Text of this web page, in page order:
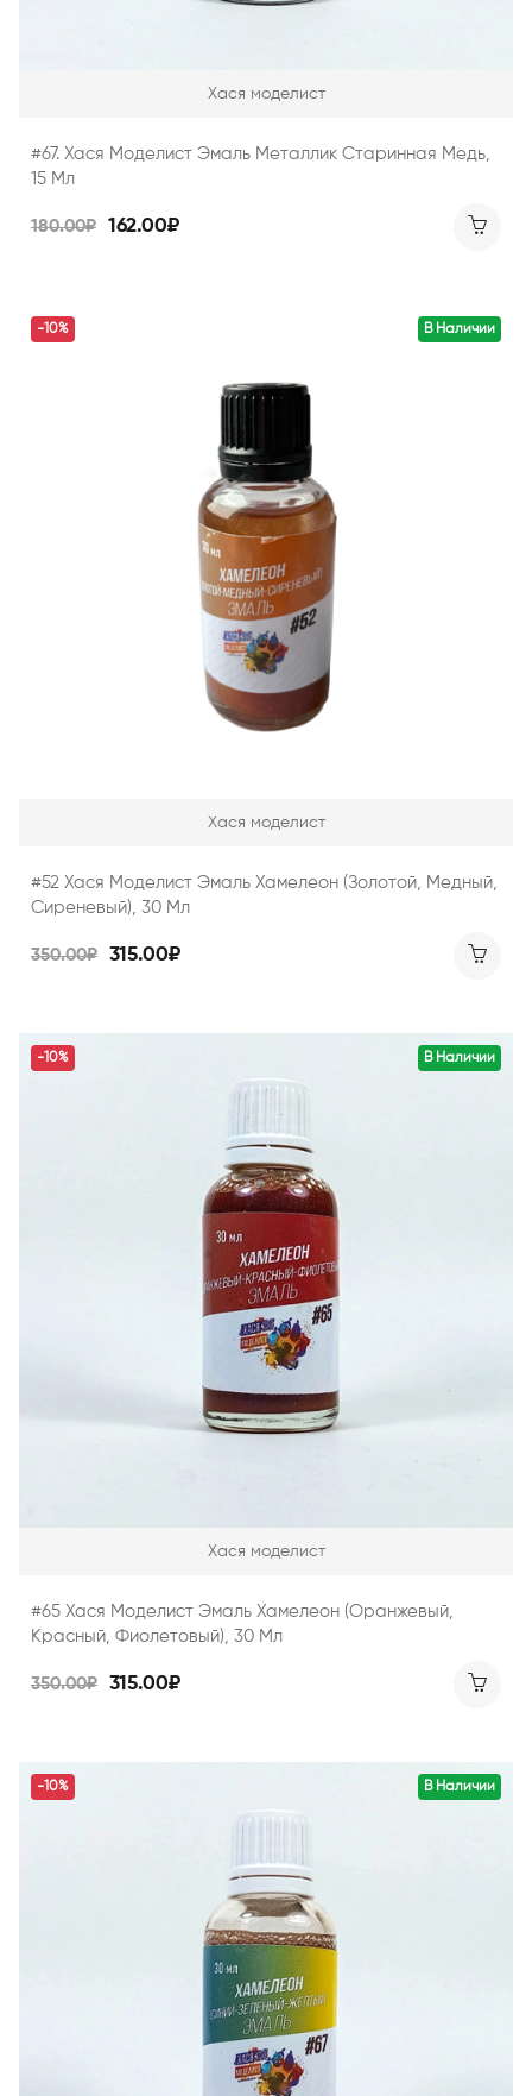
Хася моделист
#67. Хася Моделист Эмаль Металлик Старинная Медь,
15 Мл
180.00₽ 162.00₽
В Наличии
-10%
Хася моделист
#52 Хася Моделист Эмаль Хамелеон (золотой, Медный,
Сиреневый), 30 Мл
350.00₽ 315.00₽
В Наличии
-10%
Хася моделист
#65 Хася Моделист Эмаль Хамелеон (оранжевый,
Красный, Фиолетовый), 30 Мл
350.00₽ 315.00₽
В Наличии
-10%